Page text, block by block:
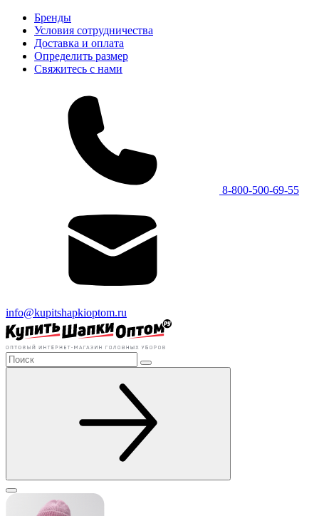
Бренды
Условия сотрудничества
Доставка и оплата
Определить размер
Свяжитесь с нами
8-800-500-69-55
info@kupitshapkioptom.ru